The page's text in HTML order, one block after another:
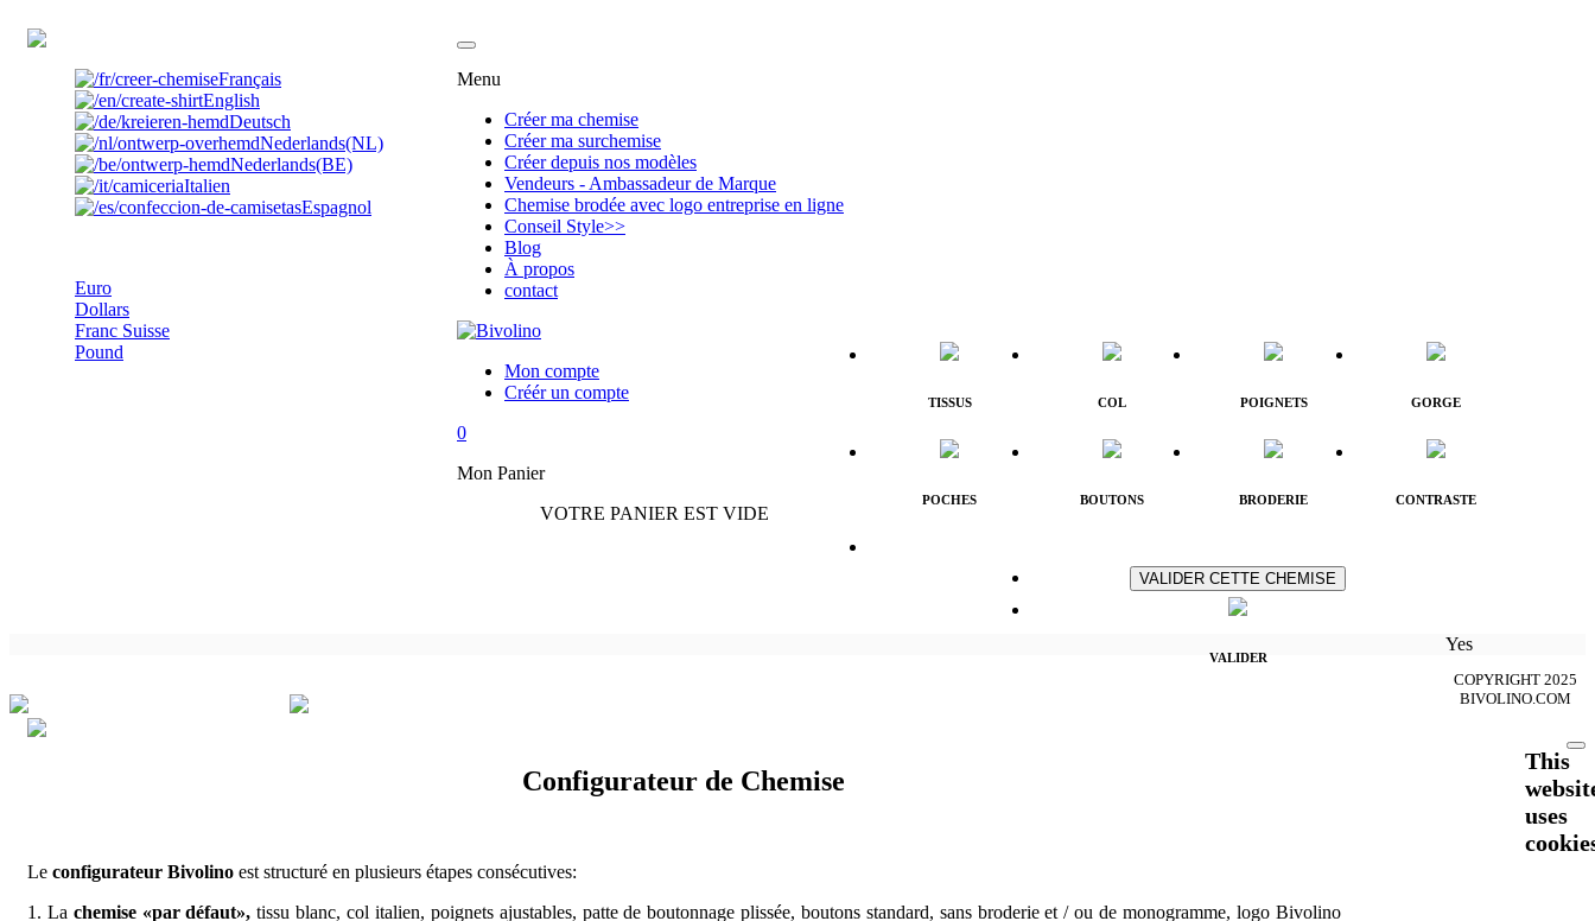
Français
English
Deutsch
Nederlands(NL)
Nederlands(BE)
Italien
Espagnol
Euro
Dollars
Franc Suisse
Pound
Menu
Créer ma chemise
Créer ma surchemise
Créer depuis nos modèles
Vendeurs - Ambassadeur de Marque
Chemise brodée avec logo entreprise en ligne
Conseil Style>>
Blog
À propos
contact
Mon compte
Créér un compte
0
Mon Panier
VOTRE PANIER EST VIDE
TISSUS COL POIGNETS GORGE
POCHES BOUTONS BRODERIE CONTRASTE
VALIDER CETTE CHEMISE
VALIDER
Configurateur de Chemise
Le configurateur Bivolino est structuré en plusieurs étapes consécutives:
1. La chemise «par défaut», tissu blanc, col italien, poignets ajustables, patte de boutonnage plissée, boutons standard, sans broderie et / ou de monogramme, logo Bivolino
Yes
COPYRIGHT 2025
BIVOLINO.COM
This
uses